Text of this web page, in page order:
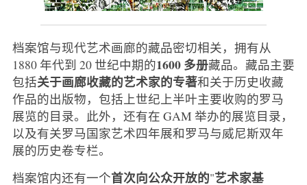
档案馆与现代艺术画廊的藏品密切相关，拥有从
1880 年代到 20 世纪中期的1600 多册藏品。藏品主要
包括关于画廊收藏的艺术家的专著和关于历史收藏
作品的出版物，包括上世纪上半叶主要收购的罗马
展览的目录。此外，还有在 GAM 举办的展览目录，
以及有关罗马国家艺术四年展和罗马与威尼斯双年
展的历史卷专栏。
档案馆内还有一个首次向公众开放的"艺术家基